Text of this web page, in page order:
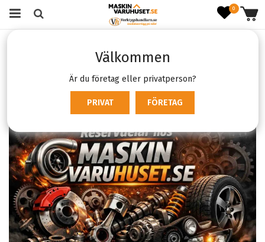
0
Välkommen
Är du företag eller privatperson?
PRIVAT FÖRETAG
Reservdelar för Verktyg &
Maskiner